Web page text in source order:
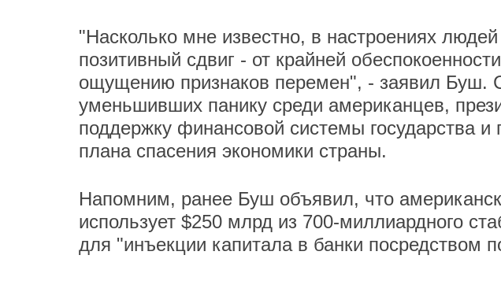
"Насколько мне известно, в настроениях
позитивный сдвиг - от крайней
ощущению признаков перемен", - заявил Буш.
уменьшивших панику среди американцев,
поддержку финансовой системы государства
плана спасения экономики страны.
Напомним, ранее Буш объявил, что
использует $250 млрд из 700-миллиардного
для "инъекции капитала в банки посредством